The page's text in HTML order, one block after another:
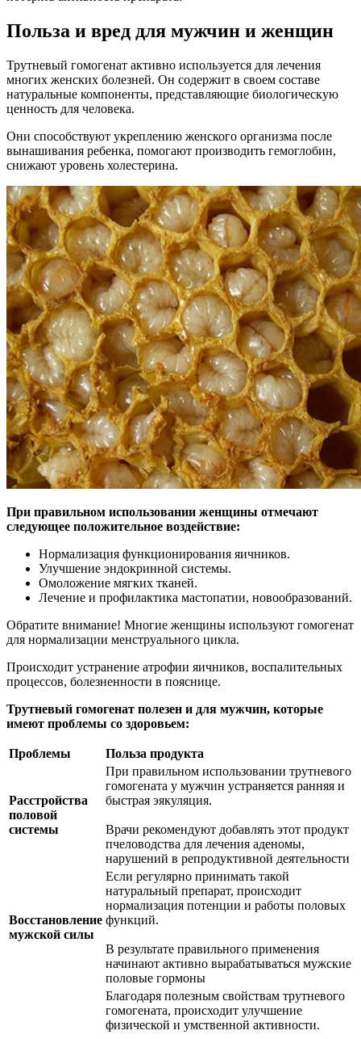
Польза и вред для мужчин и женщин
Трутневый гомогенат активно используется для лечения
многих женских болезней. Он содержит в своем составе
натуральные компоненты, представляющие биологическую
ценность для человека.
Они способствуют укреплению женского организма после
вынашивания ребенка, помогают производить гемоглобин,
снижают уровень холестерина.
При правильном использовании женщины отмечают
следующее положительное воздействие:
Нормализация функционирования яичников.
Улучшение эндокринной системы.
Омоложение мягких тканей.
Лечение и профилактика мастопатии, новообразований.
Обратите внимание! Многие женщины используют гомогенат
для нормализации менструального цикла.
Происходит устранение атрофии яичников, воспалительных
процессов, болезненности в пояснице.
Трутневый гомогенат полезен и для мужчин, которые
имеют проблемы со здоровьем:
Проблемы Польза продукта
Расстройства
половой
системы
При правильном использовании трутневого
гомогената у мужчин устраняется ранняя и
быстрая эякуляция.
Врачи рекомендуют добавлять этот продукт
пчеловодства для лечения аденомы,
нарушений в репродуктивной деятельности
Восстановление
мужской силы
Если регулярно принимать такой
натуральный препарат, происходит
нормализация потенции и работы половых
функций.
В результате правильного применения
начинают активно вырабатываться мужские
половые гормоны
Благодаря полезным свойствам трутневого
гомогената, происходит улучшение
физической и умственной активности.